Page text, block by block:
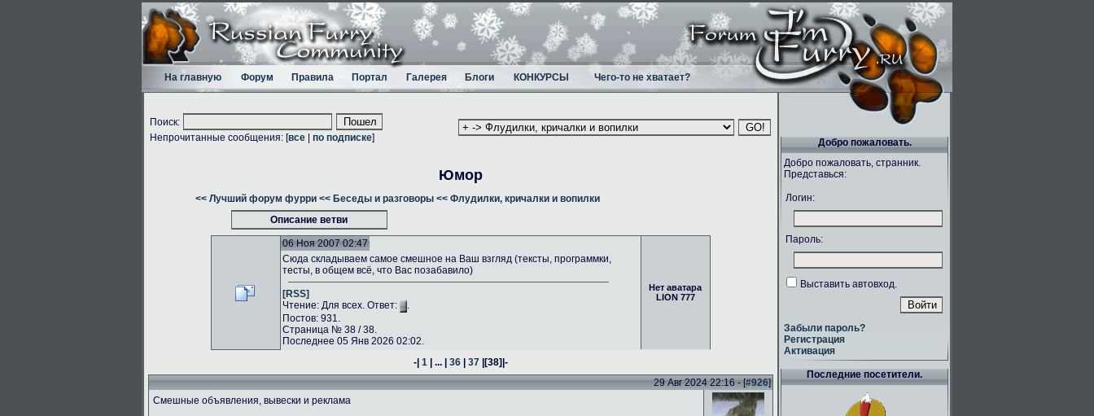
На главную Форум Правила Портал Галерея Блоги КОНКУРСЫ Чего-то не хватает?
Поиск:
Непрочитанные сообщения: [все по подписке]
Юмор
<< Лучший форум фурри << Беседы и разговоры << Флудилки, кричалки и вопилки
Описание ветви
06 Ноя 2007 02:47
Нет аватара
LION 777
Сюда складываем самое смешное на Ваш взгляд (тексты, программки,
тесты, в общем всё, что Вас позабавило)
[RSS]
Чтение: Для всех. Ответ:
.
Постов: 931.
Страница № 38 / 38.
Последнее 05 Янв 2026 02:02.
-| 1 | ... | 36 | 37 |[38]|-
29 Авг 2024 22:16 - [#926]
Смешные объявления, вывески и реклама
Добро пожаловать.
Добро пожаловать, странник.
Представься:
Логин:
Пароль:
Выставить автовход.
Забыли пароль?
Регистрация
Активация
Последние посетители.